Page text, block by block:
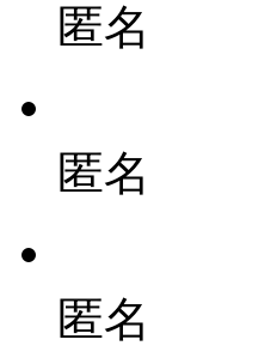
匿名
匿名
匿名